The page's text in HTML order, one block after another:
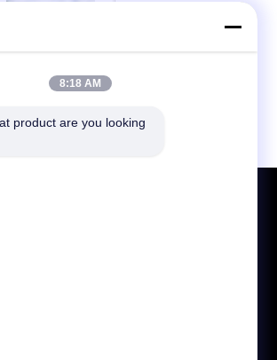
Stacheldraht
8:18 AM
product are you looking